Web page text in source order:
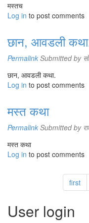
मस्तच
Log in to post comments
छान, आवडली
Permalink Submitted by
छान, आवडली कथा.
Log in to post comments
मस्त कथा
Permalink Submitted by
मस्त कथा
Log in to post comments
first
User login